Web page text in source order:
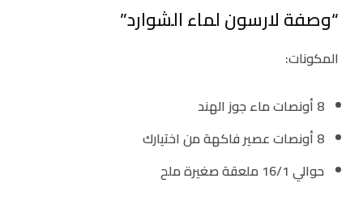
“وصفة لارسون لماء الشوارد”
المكونات:
8 أونصات ماء جوز الهند
8 أونصات عصير فاكهة من اختيارك
حوالي 16/1 ملعقة صغيرة ملح